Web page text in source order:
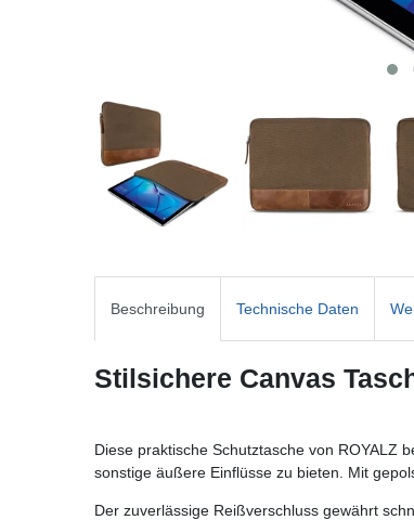
Beschreibung Technische Daten
Stilsichere Canvas
Diese praktische Schutztasche von ROYALZ
sonstige äußere Einflüsse zu bieten. Mit
Der zuverlässige Reißverschluss gewährt